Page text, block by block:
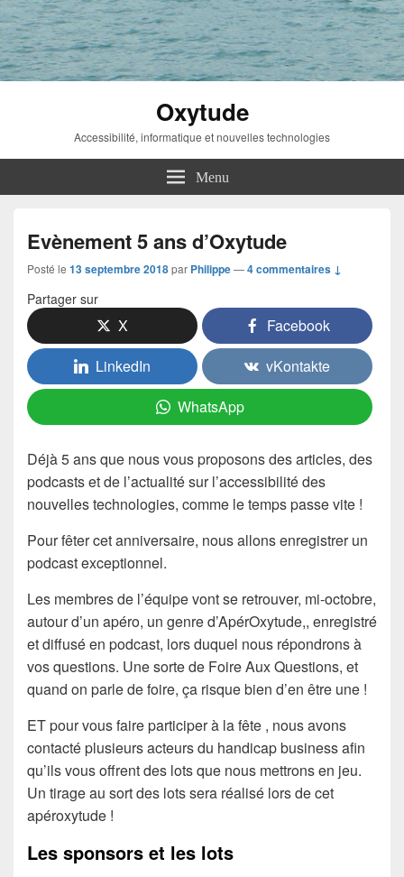
Oxytude
Accessibilité, informatique et nouvelles technologies
Menu
Evènement 5 ans d’Oxytude
Posté le 13 septembre 2018par Philippe—4 commentaires ↓
Partager sur
X
Facebook
LinkedIn
vKontakte
WhatsApp
Déjà 5 ans que nous vous proposons des articles, des
podcasts et de l’actualité sur l’accessibilité des
nouvelles technologies, comme le temps passe vite !
Pour fêter cet anniversaire, nous allons enregistrer un
podcast exceptionnel.
Les membres de l’équipe vont se retrouver, mi-octobre,
autour d’un apéro, un genre d’ApérOxytude,, enregistré
et diffusé en podcast, lors duquel nous répondrons à
vos questions. Une sorte de Foire Aux Questions, et
quand on parle de foire, ça risque bien d’en être une !
ET pour vous faire participer à la fête , nous avons
contacté plusieurs acteurs du handicap business afin
qu’ils vous offrent des lots que nous mettrons en jeu.
Un tirage au sort des lots sera réalisé lors de cet
apéroxytude !
Les sponsors et les lots